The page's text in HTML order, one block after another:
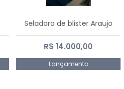
Seladora de blister Araujo
R$ 14.000,00
Lançamento